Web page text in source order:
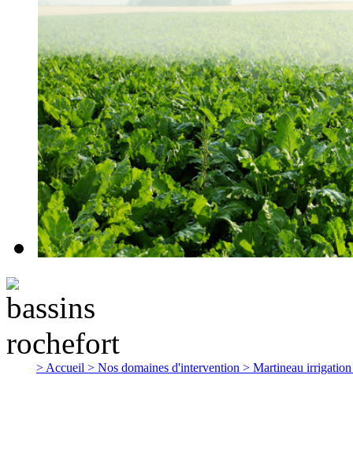
> Accueil > Nos domaines d'intervention > Martineau